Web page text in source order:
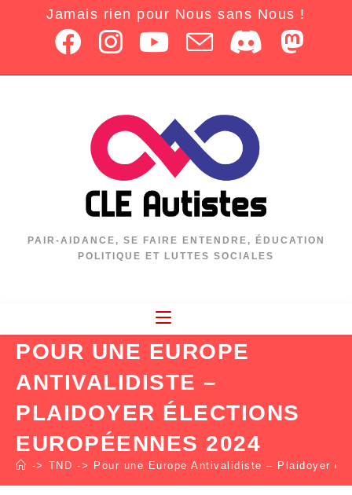
Jamais rien pour Nous sans Nous !
PAIR-AIDANCE, SE FAIRE ENTENDRE, ÉDUCATION
POLITIQUE ET LUTTES SOCIALES
POUR UNE EUROPE
ANTIVALIDISTE –
PLAIDOYER ÉLECTIONS
EUROPÉENNES 2024
-> TND -> Pour une Europe Antivalidiste – Plaidoyer